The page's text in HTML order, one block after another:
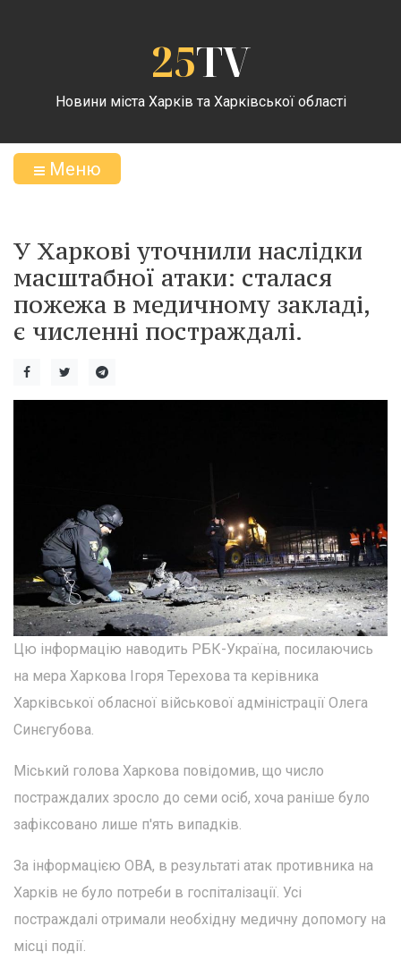
25TV
Новини міста Харків та Харківської області
Меню
У Харкові уточнили наслідки
масштабної атаки: сталася
пожежа в медичному закладі,
є численні постраждалі.
Цю інформацію наводить РБК-Україна, посилаючись
на мера Харкова Ігоря Терехова та керівника
Харківської обласної військової адміністрації Олега
Синєгубова.
Міський голова Харкова повідомив, що число
постраждалих зросло до семи осіб, хоча раніше було
зафіксовано лише п'ять випадків.
За інформацією ОВА, в результаті атак противника на
Харків не було потреби в госпіталізації. Усі
постраждалі отримали необхідну медичну допомогу на
місці події.